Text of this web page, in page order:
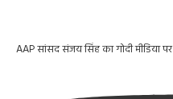
AAP सांसद संजय सिंह का गोदी मीडिया